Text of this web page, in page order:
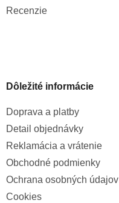
Recenzie
Dôležité informácie
Doprava a platby
Detail objednávky
Reklamácia a vrátenie
Obchodné podmienky
Ochrana osobných údajov
Cookies